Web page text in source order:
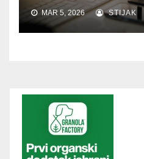
MAR 5, 2026 STIJAK